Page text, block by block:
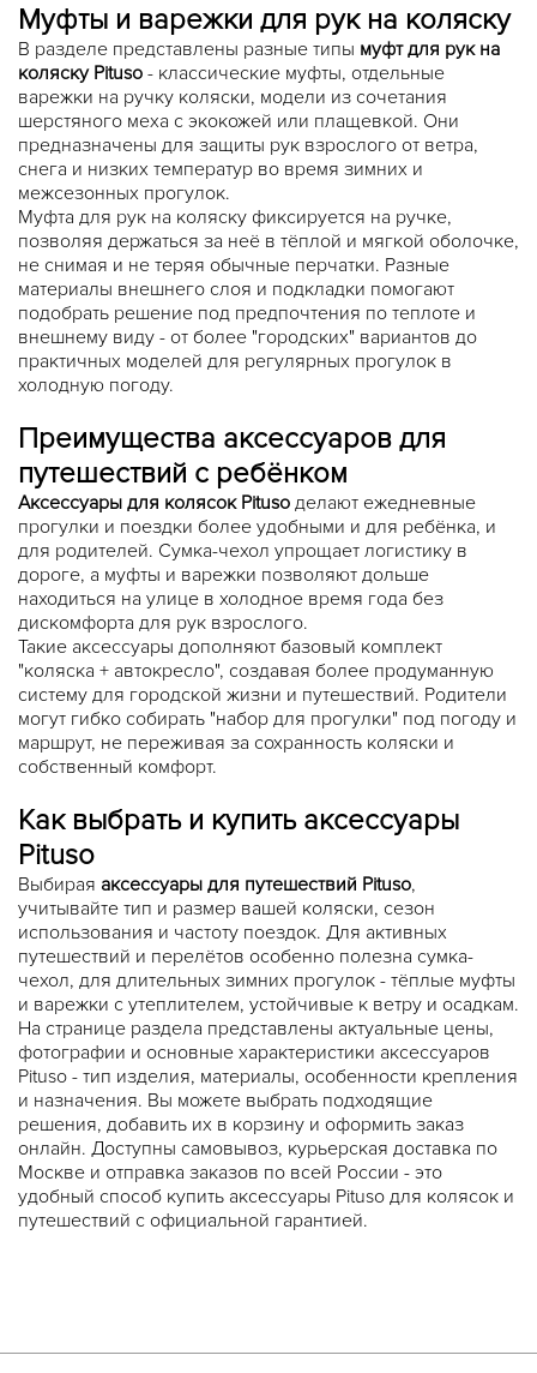
Муфты и варежки для рук на коляску
В разделе представлены разные типы муфт для рук на
коляску Pituso - классические муфты, отдельные
варежки на ручку коляски, модели из сочетания
шерстяного меха с экокожей или плащевкой. Они
предназначены для защиты рук взрослого от ветра,
снега и низких температур во время зимних и
межсезонных прогулок.
Муфта для рук на коляску фиксируется на ручке,
позволяя держаться за неё в тёплой и мягкой оболочке,
не снимая и не теряя обычные перчатки. Разные
материалы внешнего слоя и подкладки помогают
подобрать решение под предпочтения по теплоте и
внешнему виду - от более "городских" вариантов до
практичных моделей для регулярных прогулок в
холодную погоду.
Преимущества аксессуаров для
путешествий с ребёнком
Аксессуары для колясок Pituso делают ежедневные
прогулки и поездки более удобными и для ребёнка, и
для родителей. Сумка-чехол упрощает логистику в
дороге, а муфты и варежки позволяют дольше
находиться на улице в холодное время года без
дискомфорта для рук взрослого.
Такие аксессуары дополняют базовый комплект
"коляска + автокресло", создавая более продуманную
систему для городской жизни и путешествий. Родители
могут гибко собирать "набор для прогулки" под погоду и
маршрут, не переживая за сохранность коляски и
собственный комфорт.
Как выбрать и купить аксессуары
Pituso
Выбирая аксессуары для путешествий Pituso,
учитывайте тип и размер вашей коляски, сезон
использования и частоту поездок. Для активных
путешествий и перелётов особенно полезна сумка-
чехол, для длительных зимних прогулок - тёплые муфты
и варежки с утеплителем, устойчивые к ветру и осадкам.
На странице раздела представлены актуальные цены,
фотографии и основные характеристики аксессуаров
Pituso - тип изделия, материалы, особенности крепления
и назначения. Вы можете выбрать подходящие
решения, добавить их в корзину и оформить заказ
онлайн. Доступны самовывоз, курьерская доставка по
Москве и отправка заказов по всей России - это
удобный способ купить аксессуары Pituso для колясок и
путешествий с официальной гарантией.